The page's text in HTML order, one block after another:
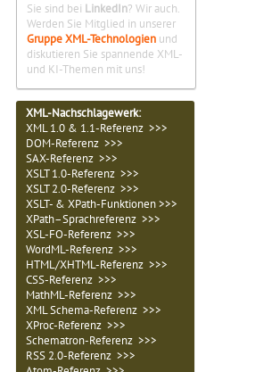
Sie sind bei LinkedIn? Wir auch.
Werden Sie Mitglied in unserer
Gruppe XML-Technologien und
diskutieren Sie spannende XML-
und KI-Themen mit uns!
XML-Nachschlagewerk:
XML 1.0 & 1.1-Referenz >>>
DOM-Referenz >>>
SAX-Referenz >>>
XSLT 1.0-Referenz >>>
XSLT 2.0-Referenz >>>
XSLT- & XPath-Funktionen >>>
XPath–Sprachreferenz >>>
XSL-FO-Referenz >>>
WordML-Referenz >>>
HTML/XHTML-Referenz >>>
CSS-Referenz >>>
MathML-Referenz >>>
XML Schema-Referenz >>>
XProc-Referenz >>>
Schematron-Referenz >>>
RSS 2.0-Referenz >>>